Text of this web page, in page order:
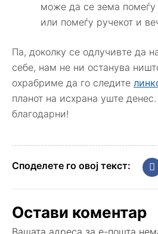
може да се зема помеѓу
или помеѓу ручекот и
Па, доколку се одлучивте да
себе, нам не ни останува
охрабриме да го следите
планот на исхрана уште
благодарни!
Споделете го овој текст:
Остави коментар
Вашата адреса за е-пошта